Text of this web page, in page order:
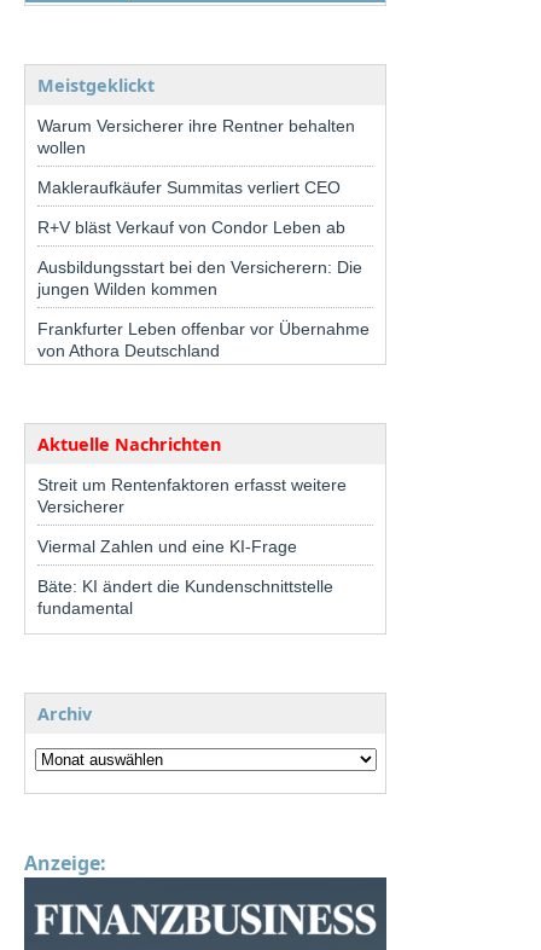
Meistgeklickt
Warum Versicherer ihre Rentner behalten
wollen
Makleraufkäufer Summitas verliert CEO
R+V bläst Verkauf von Condor Leben ab
Ausbildungsstart bei den Versicherern: Die
jungen Wilden kommen
Frankfurter Leben offenbar vor Übernahme
von Athora Deutschland
Aktuelle Nachrichten
Streit um Rentenfaktoren erfasst weitere
Versicherer
Viermal Zahlen und eine KI-Frage
Bäte: KI ändert die Kundenschnittstelle
fundamental
Archiv
Anzeige: